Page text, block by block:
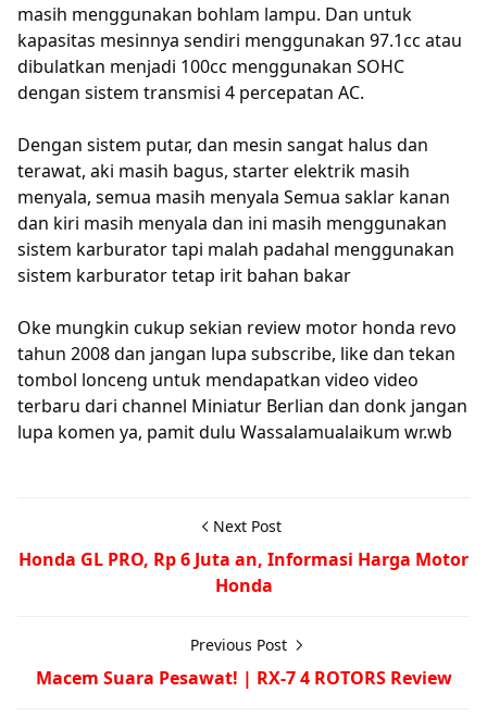
masih menggunakan bohlam lampu. Dan untuk
kapasitas mesinnya sendiri menggunakan 97.1cc atau
dibulatkan menjadi 100cc menggunakan SOHC
dengan sistem transmisi 4 percepatan AC.
Dengan sistem putar, dan mesin sangat halus dan
terawat, aki masih bagus, starter elektrik masih
menyala, semua masih menyala Semua saklar kanan
dan kiri masih menyala dan ini masih menggunakan
sistem karburator tapi malah padahal menggunakan
sistem karburator tetap irit bahan bakar
Oke mungkin cukup sekian review motor honda revo
tahun 2008 dan jangan lupa subscribe, like dan tekan
tombol lonceng untuk mendapatkan video video
terbaru dari channel Miniatur Berlian dan donk jangan
lupa komen ya, pamit dulu Wassalamualaikum wr.wb
Next Post
Honda GL PRO, Rp 6 Juta an, Informasi Harga Motor
Honda
Previous Post
Macem Suara Pesawat! | RX-7 4 ROTORS Review